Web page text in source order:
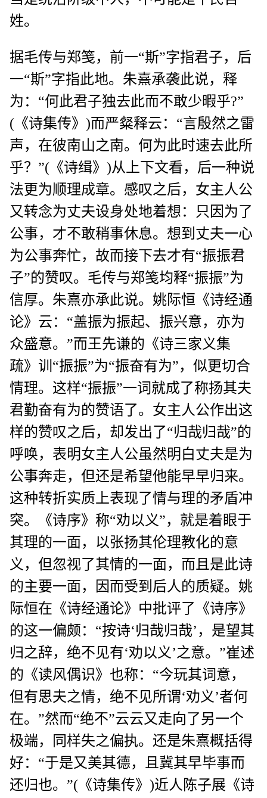
姓。
据毛传与郑笺，前一“斯”字指君子，后
一“斯”字指此地。朱熹承袭此说，释
为：“何此君子独去此而不敢少暇乎?”
(《诗集传》)而严粲释云：“言殷然之雷
声，在彼南山之南。何为此时速去此所
乎？”(《诗缉》)从上下文看，后一种说
法更为顺理成章。感叹之后，女主人公
又转念为丈夫设身处地着想：只因为了
公事，才不敢稍事休息。想到丈夫一心
为公事奔忙，故而接下去才有“振振君
子”的赞叹。毛传与郑笺均释“振振”为
信厚。朱熹亦承此说。姚际恒《诗经通
论》云：“盖振为振起、振兴意，亦为
众盛意。”而王先谦的《诗三家义集
疏》训“振振”为“振奋有为”，似更切合
情理。这样“振振”一词就成了称扬其夫
君勤奋有为的赞语了。女主人公作出这
样的赞叹之后，却发出了“归哉归哉”的
呼唤，表明女主人公虽然明白丈夫是为
公事奔走，但还是希望他能早早归来。
这种转折实质上表现了情与理的矛盾冲
突。《诗序》称“劝以义”，就是着眼于
其理的一面，以张扬其伦理教化的意
义，但忽视了其情的一面，而且是此诗
的主要一面，因而受到后人的质疑。姚
际恒在《诗经通论》中批评了《诗序》
的这一偏颇：“按诗‘归哉归哉’，是望其
归之辞，绝不见有‘劝以义’之意。”崔述
的《读风偶识》也称：“今玩其词意，
但有思夫之情，绝不见所谓‘劝义’者何
在。”然而“绝不”云云又走向了另一个
极端，同样失之偏执。还是朱熹概括得
好：“于是又美其德，且冀其早毕事而
还归也。”(《诗集传》)近人陈子展《诗